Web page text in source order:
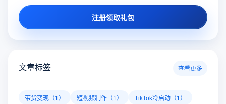
注册领取礼包
文章标签 查看更多
带货变现（1） 短视频制作（1）
TikTok冷启动（1）